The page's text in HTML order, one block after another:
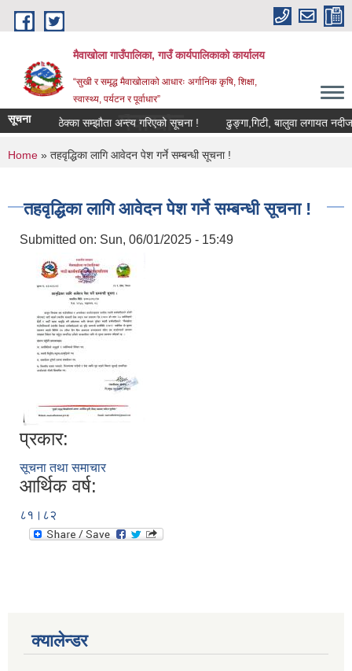
Skip to main content
मैवाखोला गाउँपालिका, गाउँ कार्यपालिकाको कार्यालय
“सुखी र समृद्ध मैवाखोलाको आधारः अर्गानिक कृषि, शिक्षा,
स्वास्थ्य, पर्यटन र पूर्वाधार”
मैवाखोला गाउँपालिकामा
सूचना
! ठेक्का सम्झौता अन्त्य गरिएको सूचना ! ढुङ्गा,गिटी, बालुवा लगायत
You are here
Home » तहवृद्धिका लागि आवेदन पेश गर्ने सम्बन्धी सूचना !
तहवृद्धिका लागि आवेदन पेश गर्ने सम्बन्धी सूचना !
Submitted on: Sun, 06/01/2025 - 15:49
प्रकार:
सूचना तथा समाचार
आर्थिक वर्ष:
८१।८२
क्यालेन्डर